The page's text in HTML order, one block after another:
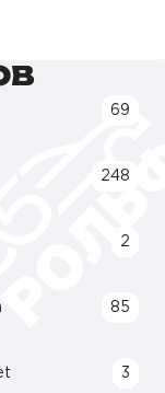
69
248
2
85
3